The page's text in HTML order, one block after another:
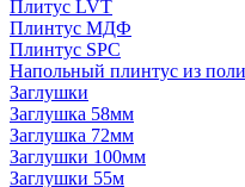
Плитус LVT
Плинтус МДФ
Плинтус SPC
Напольный плинтус из
Заглушки
Заглушка 58мм
Заглушка 72мм
Заглушки 100мм
Заглушки 55м